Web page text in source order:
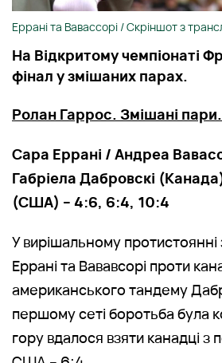
Еррані та Вавассорі / Скріншот з
На Відкритому чемпіонаті
фінал у змішаних парах.
Ролан Гаррос. Змішані
Сара Еррані / Андреа
Габріела Дабровскі
(США) – 4:6, 6:4, 10:4
У вирішальному протистоянні
Еррані та Вававсорі проти
американського тандему
першому сеті боротьба була
гору вдалося взяти канадці з